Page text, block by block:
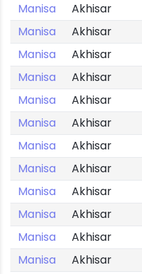
Manisa
Akhisar
Manisa
Akhisar
Manisa
Akhisar
Manisa
Akhisar
Manisa
Akhisar
Manisa
Akhisar
Manisa
Akhisar
Manisa
Akhisar
Manisa
Akhisar
Manisa
Akhisar
Manisa
Akhisar
Manisa
Akhisar